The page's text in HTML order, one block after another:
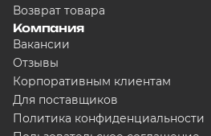
Возврат товара
Компания
Вакансии
Отзывы
Корпоративным клиентам
Для поставщиков
Политика конфиденциальности